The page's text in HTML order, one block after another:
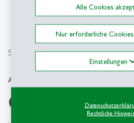
Alle Cookies
Nur erforderliche
Einstellungen
Rechtliche
Social Media
ACA-HSG
CH-